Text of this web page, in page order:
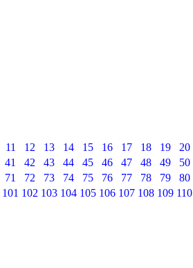
11 12 13 14 15 16 17 18 19 20
41 42 43 44 45 46 47 48 49 50
71 72 73 74 75 76 77 78 79 80
101 102 103 104 105 106 107 108 109 110